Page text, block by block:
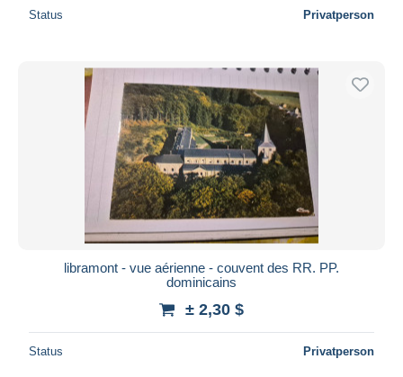
Status Privatperson
libramont - vue aérienne - couvent des RR. PP.
dominicains
± 2,30 $
Status Privatperson